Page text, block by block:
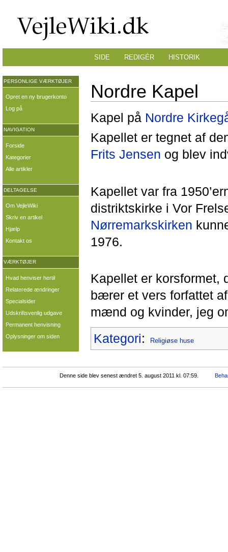
Nordre Kapel
Kapel på Nordre
Kapellet er tegnet af
Frits Jensen og blev
Kapellet var fra
distriktskirke i Vor
Nørremarkskirken
1976.
Kapellet er korsformet,
bærer et vers forfattet
mænd og kvinder, jeg
Kategori: Religiøse huse
SIDE REDIGÉR HISTORIK
PERSONLIGE VÆRKTØJER
Opret en ny brugerkonto
Log på
NAVIGATION
Forside
Kategorier
Alle artikler
DELTAGELSE
Om VejleWiki
Skriv en artikel
Hjælp
Kontakt os
VÆRKTØJER
Hvad henviser hertil
Relaterede ændringer
Specialsider
Udskriftsvenlig udgave
Permanent henvisning
Oplysninger om siden
Denne side blev senest ændret 5. august 2011 kl. 07:59.